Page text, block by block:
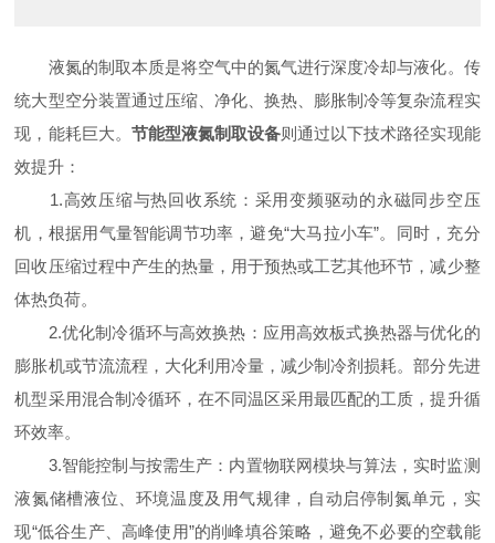
液氮的制取本质是将空气中的氮气进行深度冷却与液化。传
统大型空分装置通过压缩、净化、换热、膨胀制冷等复杂流程实
现，能耗巨大。 节能型液氮制取设备则通过以下技术路径实现能
效提升：
1.高效压缩与热回收系统：采用变频驱动的永磁同步空压
机，根据用气量智能调节功率，避免“大马拉小车”。同时，充分
回收压缩过程中产生的热量，用于预热或工艺其他环节，减少整
体热负荷。
2.优化制冷循环与高效换热：应用高效板式换热器与优化的
膨胀机或节流流程，大化利用冷量，减少制冷剂损耗。部分先进
机型采用混合制冷循环，在不同温区采用最匹配的工质，提升循
环效率。
3.智能控制与按需生产：内置物联网模块与算法，实时监测
液氮储槽液位、环境温度及用气规律，自动启停制氮单元，实
现“低谷生产、高峰使用”的削峰填谷策略，避免不必要的空载能